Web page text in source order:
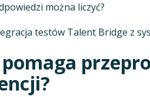
można liczyć?
testów Talent Bridge z